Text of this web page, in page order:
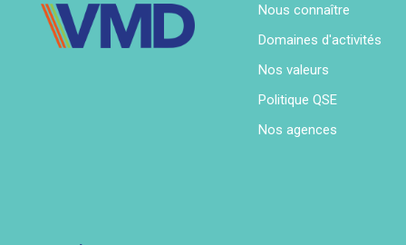
Nous connaître
Domaines d'activités
Nos valeurs
Politique QSE
Nos agences